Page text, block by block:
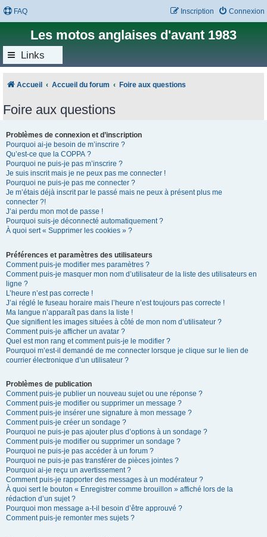
FAQ Connexion
Inscription
Les motos anglaises d'avant 1983
Links
Accueil Accueil du forum Foire aux questions
Foire aux questions
Problèmes de connexion et d’inscription
Pourquoi ai-je besoin de m’inscrire ?
Qu’est-ce que la COPPA ?
Pourquoi ne puis-je pas m’inscrire ?
Je suis inscrit mais je ne peux pas me connecter !
Pourquoi ne puis-je pas me connecter ?
Je m’étais déjà inscrit par le passé mais ne peux à présent plus me
connecter ?!
J’ai perdu mon mot de passe !
Pourquoi suis-je déconnecté automatiquement ?
À quoi sert « Supprimer les cookies » ?
Préférences et paramètres des utilisateurs
Comment puis-je modifier mes paramètres ?
Comment puis-je masquer mon nom d’utilisateur de la liste des utilisateurs en
ligne ?
L’heure n’est pas correcte !
J’ai réglé le fuseau horaire mais l’heure n’est toujours pas correcte !
Ma langue n’apparaît pas dans la liste !
Que signifient les images situées à côté de mon nom d’utilisateur ?
Comment puis-je afficher un avatar ?
Quel est mon rang et comment puis-je le modifier ?
Pourquoi m’est-il demandé de me connecter lorsque je clique sur le lien de
courrier électronique d’un utilisateur ?
Problèmes de publication
Comment puis-je publier un nouveau sujet ou une réponse ?
Comment puis-je modifier ou supprimer un message ?
Comment puis-je insérer une signature à mon message ?
Comment puis-je créer un sondage ?
Pourquoi ne puis-je pas ajouter plus d’options à un sondage ?
Comment puis-je modifier ou supprimer un sondage ?
Pourquoi ne puis-je pas accéder à un forum ?
Pourquoi ne puis-je pas transférer de pièces jointes ?
Pourquoi ai-je reçu un avertissement ?
Comment puis-je rapporter des messages à un modérateur ?
À quoi sert le bouton « Enregistrer comme brouillon » affiché lors de la
rédaction d’un sujet ?
Pourquoi mon message a-t-il besoin d’être approuvé ?
Comment puis-je remonter mes sujets ?